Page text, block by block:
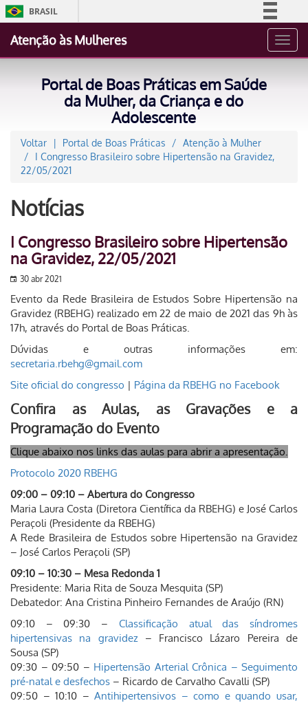
BRASIL
Acesso à informação
Canais
Atenção às Mulheres
Portal de Boas Práticas em Saúde
da Mulher, da Criança e do
Adolescente
Voltar Portal de Boas Práticas
Atenção à Mulher
I Congresso Brasileiro sobre Hipertensão na Gravidez,
22/05/2021
Notícias
I Congresso Brasileiro sobre Hipertensão
na Gravidez, 22/05/2021
30 abr 2021
Evento da Rede Brasileira de Estudos Sobre Hipertensão na
Gravidez (RBEHG) realizado em 22 de maio de 2021 das 9h às
17h, através do Portal de Boas Práticas.
Dúvidas e outras informações em:
secretaria.rbehg@gmail.com
Site oficial do congresso | Página da RBEHG no Facebook
Confira as Aulas, as Gravações e a
Programação do Evento
Clique abaixo nos links das aulas para abrir a apresentação.
Protocolo 2020 RBEHG
09:00 – 09:10 – Abertura do Congresso
Maria Laura Costa (Diretora Científica da RBEHG) e José Carlos
Peraçoli (Presidente da RBEHG)
A Rede Brasileira de Estudos sobre Hipertensão na Gravidez
– José Carlos Peraçoli (SP)
09:10 – 10:30 – Mesa Redonda 1
Presidente: Maria Rita de Souza Mesquita (SP)
Debatedor: Ana Cristina Pinheiro Fernandes de Araújo (RN)
09:10 – 09:30 – Classificação atual das síndromes
hipertensivas na gravidez– Francisco Lázaro Pereira de
Sousa (SP)
09:30 – 09:50 – Hipertensão Arterial Crônica – Seguimento
pré-natal e desfechos – Ricardo de Carvalho Cavalli (SP)
09:50 – 10:10 –Antihipertensivos – como e quando usar,